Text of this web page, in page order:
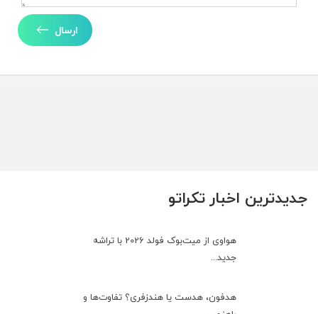
جدیدترین اخبار تکراتو
هواوی از میت‌بوک فولد 2026 با تراشه
جدید...
هدفون، هدست یا هندزفری؟ تفاوت‌ها و
ارسال